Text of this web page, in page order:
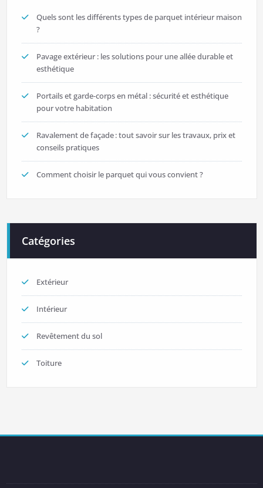
Quels sont les différents types de parquet intérieur maison
?
Pavage extérieur : les solutions pour une allée durable et
esthétique
Portails et garde-corps en métal : sécurité et esthétique
pour votre habitation
Ravalement de façade : tout savoir sur les travaux, prix et
conseils pratiques
Comment choisir le parquet qui vous convient ?
Catégories
Extérieur
Intérieur
Revêtement du sol
Toiture